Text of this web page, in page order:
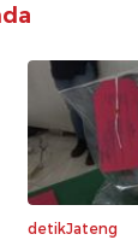
detikJateng